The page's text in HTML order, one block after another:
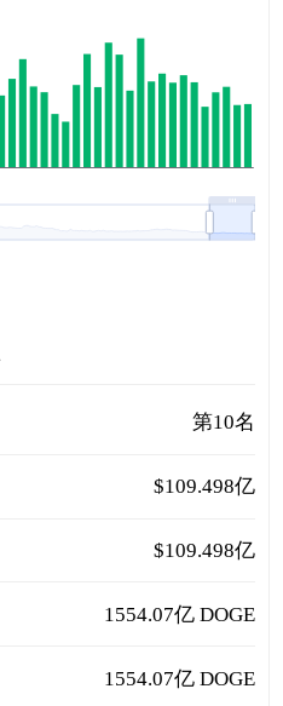
第10名
$109.498亿
$109.498亿
1554.07亿 DOGE
1554.07亿 DOGE